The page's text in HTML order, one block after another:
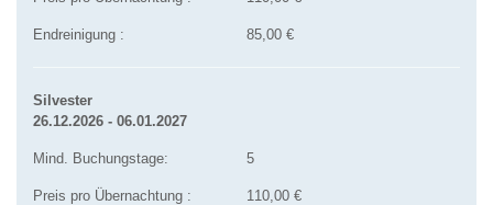
Endreinigung : 85,00 €
Silvester
26.12.2026 - 06.01.2027
Mind. Buchungstage: 5
Preis pro Übernachtung : 110,00 €